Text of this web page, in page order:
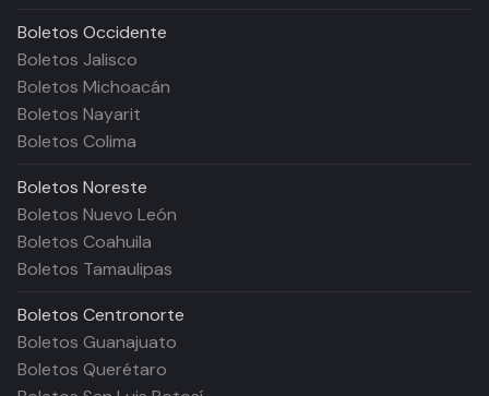
Boletos Occidente
Boletos Jalisco
Boletos Michoacán
Boletos Nayarit
Boletos Colima
Boletos Noreste
Boletos Nuevo León
Boletos Coahuila
Boletos Tamaulipas
Boletos Centronorte
Boletos Guanajuato
Boletos Querétaro